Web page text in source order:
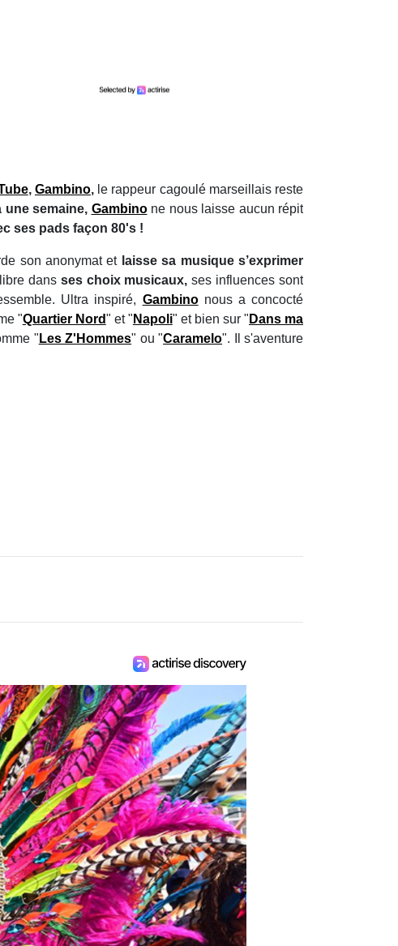
, Gambino,le rappeur cagoulé marseillais reste
une semaine, Gambino ne nous laisse aucun répit
ses pads façon 80's !
son anonymat etlaisse sa musique s’exprimer
dansses choix musicaux,ses influences sont
Ultra inspiré, Gambinonous a concocté
"Quartier Nord" et " Napoli" et bien sur " Dans ma
" Les Z'Hommes" ou "Caramelo". Il s'aventure